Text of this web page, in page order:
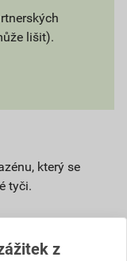
lišit).
který se
tyči.
z